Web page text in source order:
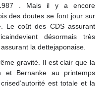
. Mais il y a encore
des doutes se font jour sur
Le coût des CDS assurant
désormais très
la dettejaponaise.
gravité. Il est clair que la
et Bernanke au printemps
est totale et la